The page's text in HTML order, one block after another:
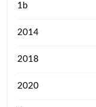
1b
2014
2018
2020